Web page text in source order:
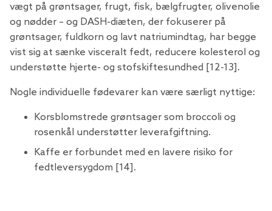
vægt på grøntsager, frugt, fisk, bælgfrugter, olivenolie
og nødder – og DASH-diæten, der fokuserer på
grøntsager, fuldkorn og lavt natriumindtag, har begge
vist sig at sænke visceralt fedt, reducere kolesterol og
understøtte hjerte- og stofskiftesundhed [12-13].
Nogle individuelle fødevarer kan være særligt nyttige:
Korsblomstrede grøntsager som broccoli og
rosenkål understøtter leverafgiftning.
Kaffe er forbundet med en lavere risiko for
fedtleversygdom [14].